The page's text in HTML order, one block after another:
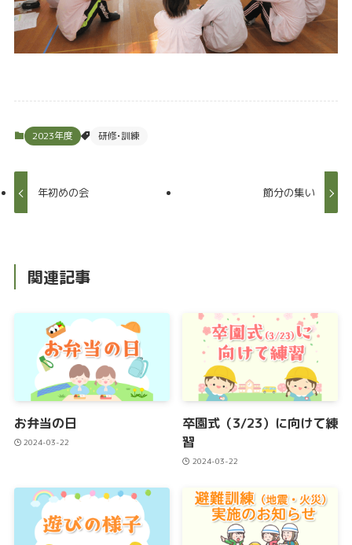
2023年度 研修•訓練
年初めの会 節分の集い
関連記事
お弁当の日
2024-03-22
卒園式（3/23）に向けて練
習
2024-03-22